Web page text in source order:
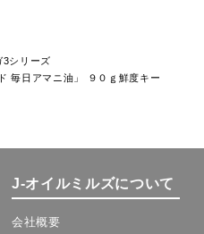
3シリーズ
毎日アマニ油」 ９０ｇ鮮度キー
J-オイルミルズについて
会社概要